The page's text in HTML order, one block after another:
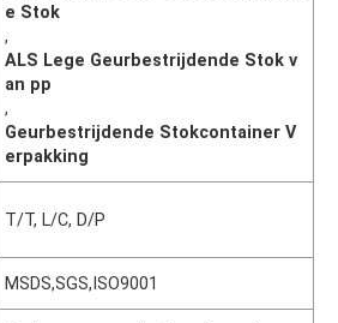
e Stok
,
ALS Lege Geurbestrijdende Stok v
an pp
,
Geurbestrijdende Stokcontainer V
erpakking
T/T, L/C, D/P
MSDS,SGS,ISO9001